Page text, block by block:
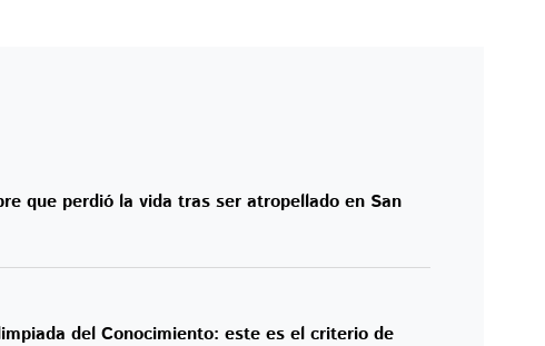
que perdió la vida tras ser atropellado en San
del Conocimiento: este es el criterio de